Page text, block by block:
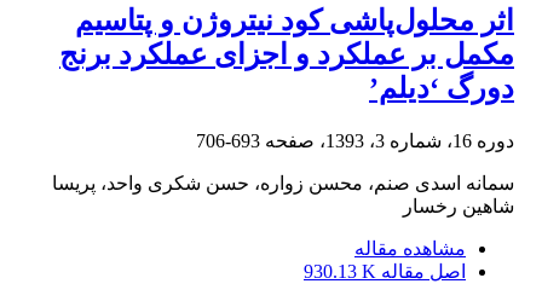
اثر محلول‌پاشی کود نیتروژن و پتاسیم
مکمل بر عملکرد و اجزای عملکرد برنج
دورگ ‘دیلم’
دوره 16، شماره 3، 1393، صفحه 693-706
سمانه اسدی صنم، محسن زواره، حسن شکری واحد، پریسا
شاهین رخسار
مشاهده مقاله
اصل مقاله 930.13 K